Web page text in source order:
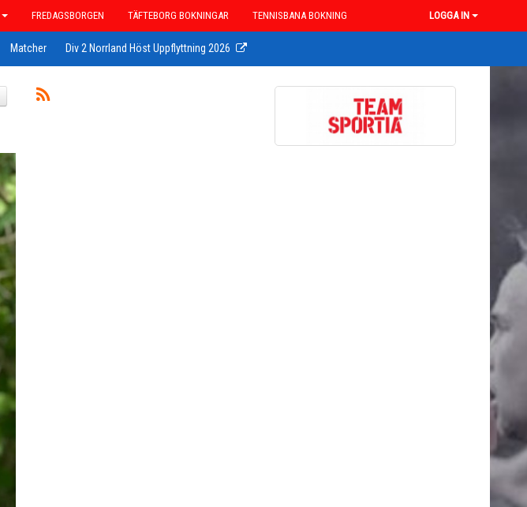
FREDAGSBORGEN TÄFTEBORG BOKNINGAR TENNISBANA BOKNING LOGGA IN
Matcher Div 2 Norrland Höst Uppflyttning 2026